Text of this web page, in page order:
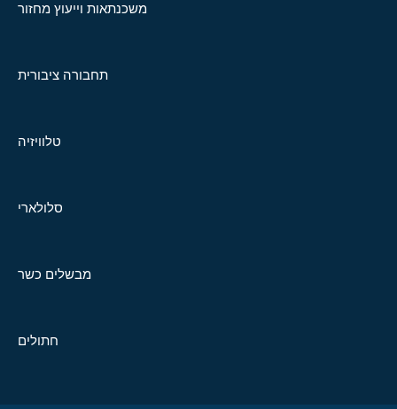
משכנתאות וייעוץ מחזור
תחבורה ציבורית
טלוויזיה
סלולארי
מבשלים כשר
חתולים